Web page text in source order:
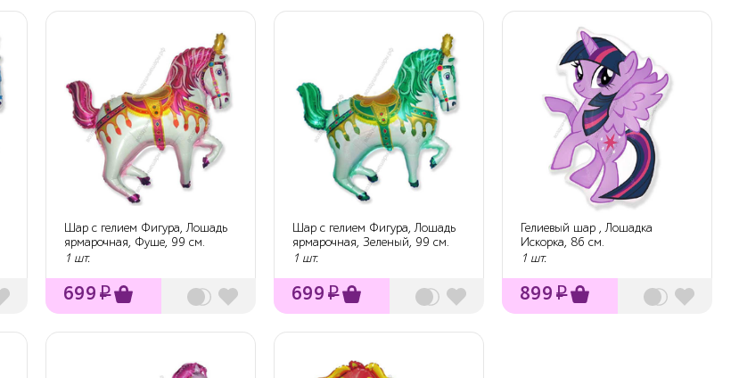
Шар с гелием Фигура, Лошадь
ярмарочная, Фуше, 99 см.
1 шт.
699 ₽
Шар с гелием Фигура, Лошадь
ярмарочная, Зеленый, 99 см.
1 шт.
699 ₽
Гелиевый шар , Лошадка
Искорка, 86 см.
1 шт.
899 ₽